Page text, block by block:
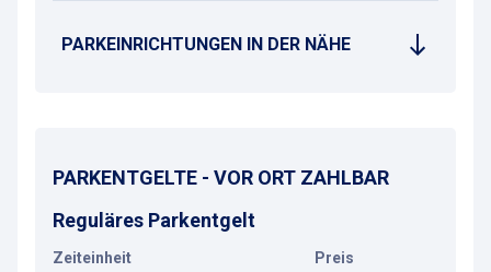
PARKEINRICHTUNGEN IN DER NÄHE
PARKENTGELTE - VOR ORT ZAHLBAR
Reguläres Parkentgelt
Zeiteinheit Preis